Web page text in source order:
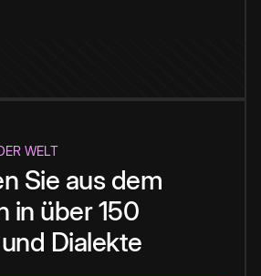
WELT
Sie aus dem
in über 150
Dialekte